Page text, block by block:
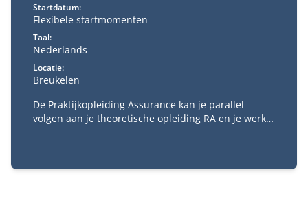
Startdatum:
Flexibele startmomenten
Taal:
Nederlands
Locatie:
Breukelen
De Praktijkopleiding Assurance kan je parallel
volgen aan je theoretische opleiding RA en je werk.
gaat volgen om de praktische kanten van het RA-vak